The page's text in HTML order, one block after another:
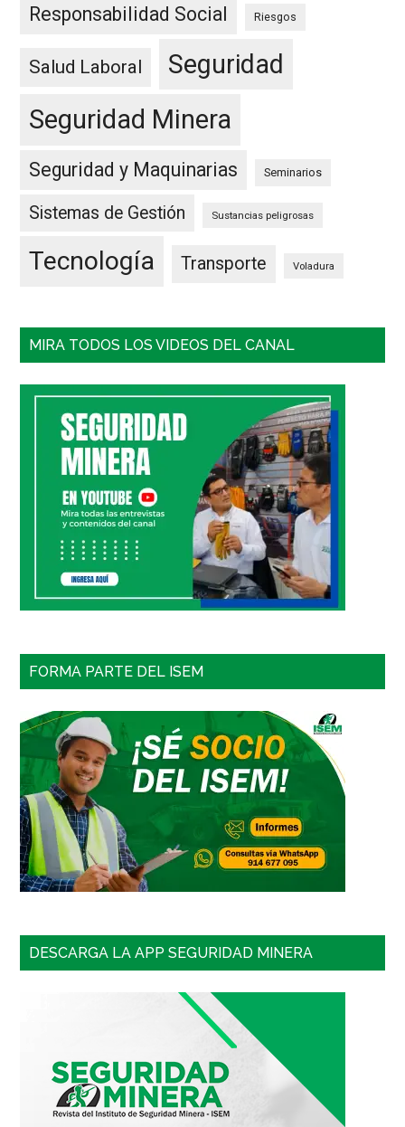
Responsabilidad Social Riesgos
Salud Laboral
Seguridad
Seguridad Minera
Seguridad y Maquinarias Seminarios
Sistemas de Gestión Sustancias peligrosas
Tecnología Transporte Voladura
MIRA TODOS LOS VIDEOS DEL CANAL
FORMA PARTE DEL ISEM
DESCARGA LA APP SEGURIDAD MINERA